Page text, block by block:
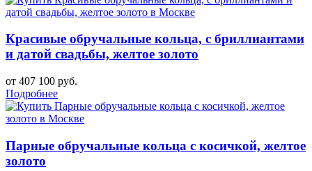
Красивые обручальные кольца, с бриллиантами
и датой свадьбы, желтое золото
от 407 100 руб.
Подробнее
Парные обручальные кольца с косичкой, желтое
золото